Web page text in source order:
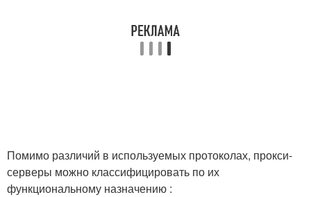
Помимо различий в используемых протоколах, прокси-
серверы можно классифицировать по их
функциональному назначению :